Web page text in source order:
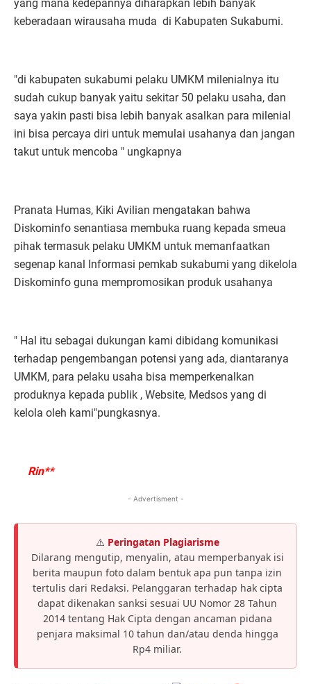
yang mana kedepannya diharapkan lebih banyak
keberadaan wirausaha muda di Kabupaten Sukabumi.
"di kabupaten sukabumi pelaku UMKM milenialnya itu
sudah cukup banyak yaitu sekitar 50 pelaku usaha, dan
saya yakin pasti bisa lebih banyak asalkan para milenial
ini bisa percaya diri untuk memulai usahanya dan jangan
takut untuk mencoba " ungkapnya
Pranata Humas, Kiki Avilian mengatakan bahwa
Diskominfo senantiasa membuka ruang kepada smeua
pihak termasuk pelaku UMKM untuk memanfaatkan
segenap kanal Informasi pemkab sukabumi yang dikelola
Diskominfo guna mempromosikan produk usahanya
" Hal itu sebagai dukungan kami dibidang komunikasi
terhadap pengembangan potensi yang ada, diantaranya
UMKM, para pelaku usaha bisa memperkenalkan
produknya kepada publik , Website, Medsos yang di
kelola oleh kami"pungkasnya.
Rin**
- Advertisment -
⚠️ Peringatan Plagiarisme
Dilarang mengutip, menyalin, atau memperbanyak isi
berita maupun foto dalam bentuk apa pun tanpa izin
tertulis dari Redaksi. Pelanggaran terhadap hak cipta
dapat dikenakan sanksi sesuai UU Nomor 28 Tahun
2014 tentang Hak Cipta dengan ancaman pidana
penjara maksimal 10 tahun dan/atau denda hingga
Rp4 miliar.